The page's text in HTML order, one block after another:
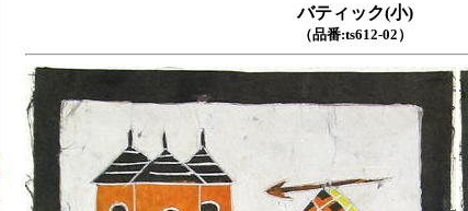
バティック(小)
（品番:ts612-02）